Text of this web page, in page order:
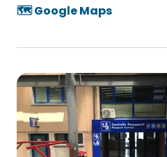
🗺️ Google Maps